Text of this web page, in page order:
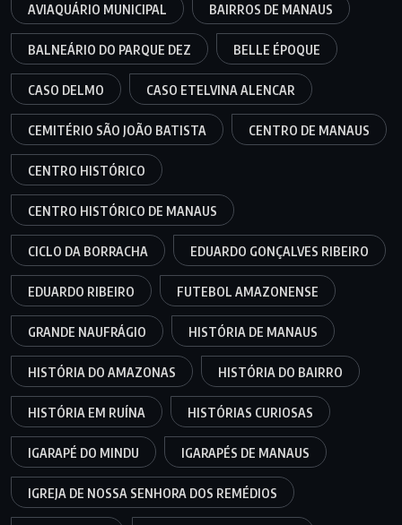
AVIAQUÁRIO MUNICIPAL BAIRROS DE MANAUS
BALNEÁRIO DO PARQUE DEZ BELLE ÉPOQUE
CASO DELMO CASO ETELVINA ALENCAR
CEMITÉRIO SÃO JOÃO BATISTA CENTRO DE MANAUS
CENTRO HISTÓRICO
CENTRO HISTÓRICO DE MANAUS
CICLO DA BORRACHA EDUARDO GONÇALVES RIBEIRO
EDUARDO RIBEIRO FUTEBOL AMAZONENSE
GRANDE NAUFRÁGIO HISTÓRIA DE MANAUS
HISTÓRIA DO AMAZONAS HISTÓRIA DO BAIRRO
HISTÓRIA EM RUÍNA HISTÓRIAS CURIOSAS
IGARAPÉ DO MINDU IGARAPÉS DE MANAUS
IGREJA DE NOSSA SENHORA DOS REMÉDIOS